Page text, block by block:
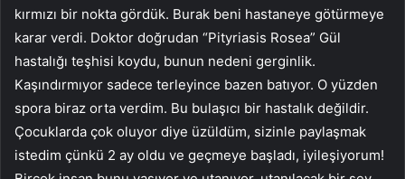
kırmızı bir nokta gördük. Burak beni hastaneye götürmeye
karar verdi. Doktor doğrudan “Pityriasis Rosea” Gül
hastalığı teşhisi koydu, bunun nedeni gerginlik.
Kaşındırmıyor sadece terleyince bazen batıyor. O yüzden
spora biraz orta verdim. Bu bulaşıcı bir hastalık değildir.
Çocuklarda çok oluyor diye üzüldüm, sizinle paylaşmak
istedim çünkü 2 ay oldu ve geçmeye başladı, iyileşiyorum!